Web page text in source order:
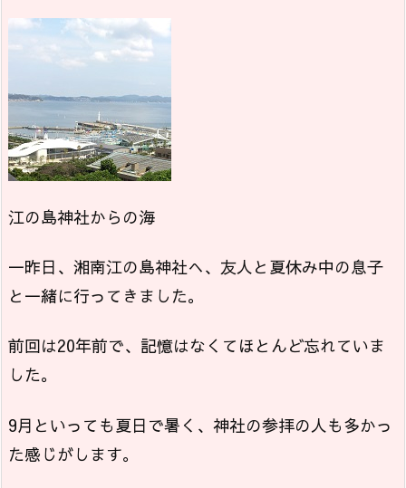
江の島神社からの海
一昨日、湘南江の島神社へ、友人と夏休み中の息子
と一緒に行ってきました。
前回は20年前で、記憶はなくてほとんど忘れていま
した。
9月といっても夏日で暑く、神社の参拝の人も多かっ
た感じがします。